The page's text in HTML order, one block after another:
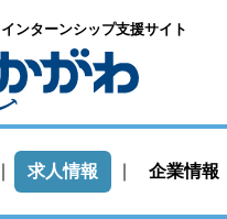
インターンシップ支援サイト
求人情報 企業情報